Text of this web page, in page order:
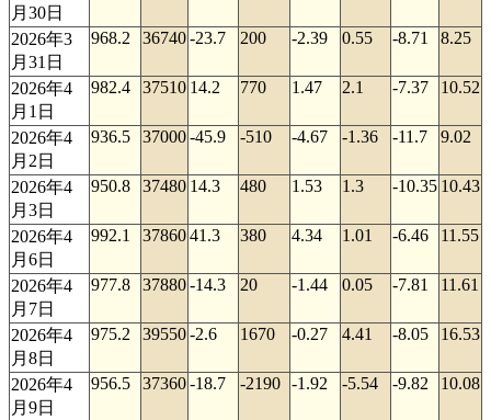
月30日
2026年3
月31日
968.2 36740-23.7 200 -2.39 0.55 -8.71 8.25
2026年4
月1日
982.4 37510 14.2 770 1.47 2.1 -7.37 10.52
2026年4
月2日
936.5 37000-45.9 -510 -4.67 -1.36 -11.7 9.02
2026年4
月3日
950.8 37480 14.3 480 1.53 1.3 -10.35 10.43
2026年4
月6日
992.1 3786041.3 380 4.34 1.01 -6.46 11.55
2026年4
月7日
977.8 37880-14.3 20 -1.44 0.05 -7.81 11.61
2026年4
月8日
975.2 39550-2.6 1670 -0.27 4.41 -8.05 16.53
2026年4
月9日
956.5 37360-18.7 -2190 -1.92 -5.54 -9.82 10.08